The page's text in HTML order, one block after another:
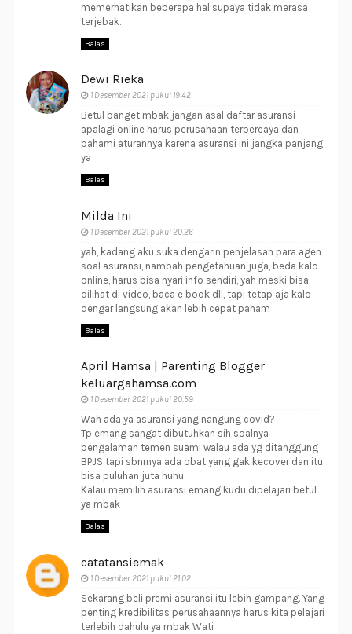
memerhatikan beberapa hal supaya tidak merasa
terjebak.
Balas
Dewi Rieka
1 Desember 2021 pukul 19.42
Betul banget mbak jangan asal daftar asuransi
apalagi online harus perusahaan terpercaya dan
pahami aturannya karena asuransi ini jangka panjang
ya
Balas
Milda Ini
1 Desember 2021 pukul 20.26
yah, kadang aku suka dengarin penjelasan para agen
soal asuransi, nambah pengetahuan juga, beda kalo
online, harus bisa nyari info sendiri, yah meski bisa
dilihat di video, baca e book dll, tapi tetap aja kalo
dengar langsung akan lebih cepat paham
Balas
April Hamsa | Parenting Blogger
keluargahamsa.com
1 Desember 2021 pukul 20.59
Wah ada ya asuransi yang nangung covid?
Tp emang sangat dibutuhkan sih soalnya
pengalaman temen suami walau ada yg ditanggung
BPJS tapi sbnrnya ada obat yang gak kecover dan itu
bisa puluhan juta huhu
Kalau memilih asuransi emang kudu dipelajari betul
ya mbak
Balas
catatansiemak
1 Desember 2021 pukul 21.02
Sekarang beli premi asuransi itu lebih gampang. Yang
penting kredibilitas perusahaannya harus kita pelajari
terlebih dahulu ya mbak Wati